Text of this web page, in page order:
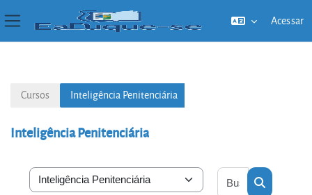
Acessar
Cursos Inteligência Penitenciária
Inteligência Penitenciária
Categorias de Cursos
Buscar cursos